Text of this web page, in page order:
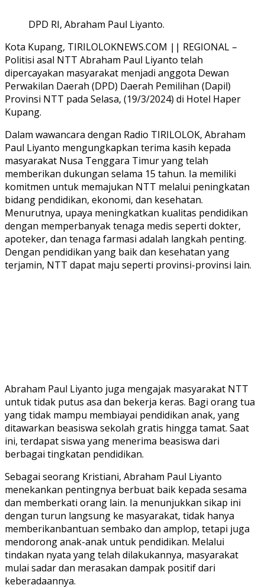
DPD RI, Abraham Paul Liyanto.
Kota Kupang, TIRILOLOKNEWS.COM || REGIONAL –
Politisi asal NTT Abraham Paul Liyanto telah
dipercayakan masyarakat menjadi anggota Dewan
Perwakilan Daerah (DPD) Daerah Pemilihan (Dapil)
Provinsi NTT pada Selasa, (19/3/2024) di Hotel Haper
Kupang.
Dalam wawancara dengan Radio TIRILOLOK, Abraham
Paul Liyanto mengungkapkan terima kasih kepada
masyarakat Nusa Tenggara Timur yang telah
memberikan dukungan selama 15 tahun. Ia memiliki
komitmen untuk memajukan NTT melalui peningkatan
bidang pendidikan, ekonomi, dan kesehatan.
Menurutnya, upaya meningkatkan kualitas pendidikan
dengan memperbanyak tenaga medis seperti dokter,
apoteker, dan tenaga farmasi adalah langkah penting.
Dengan pendidikan yang baik dan kesehatan yang
terjamin, NTT dapat maju seperti provinsi-provinsi lain.
Abraham Paul Liyanto juga mengajak masyarakat NTT
untuk tidak putus asa dan bekerja keras. Bagi orang tua
yang tidak mampu membiayai pendidikan anak, yang
ditawarkan beasiswa sekolah gratis hingga tamat. Saat
ini, terdapat siswa yang menerima beasiswa dari
berbagai tingkatan pendidikan.
Sebagai seorang Kristiani, Abraham Paul Liyanto
menekankan pentingnya berbuat baik kepada sesama
dan memberkati orang lain. Ia menunjukkan sikap ini
dengan turun langsung ke masyarakat, tidak hanya
memberikanbantuan sembako dan amplop, tetapi juga
mendorong anak-anak untuk pendidikan. Melalui
tindakan nyata yang telah dilakukannya, masyarakat
mulai sadar dan merasakan dampak positif dari
keberadaannya.